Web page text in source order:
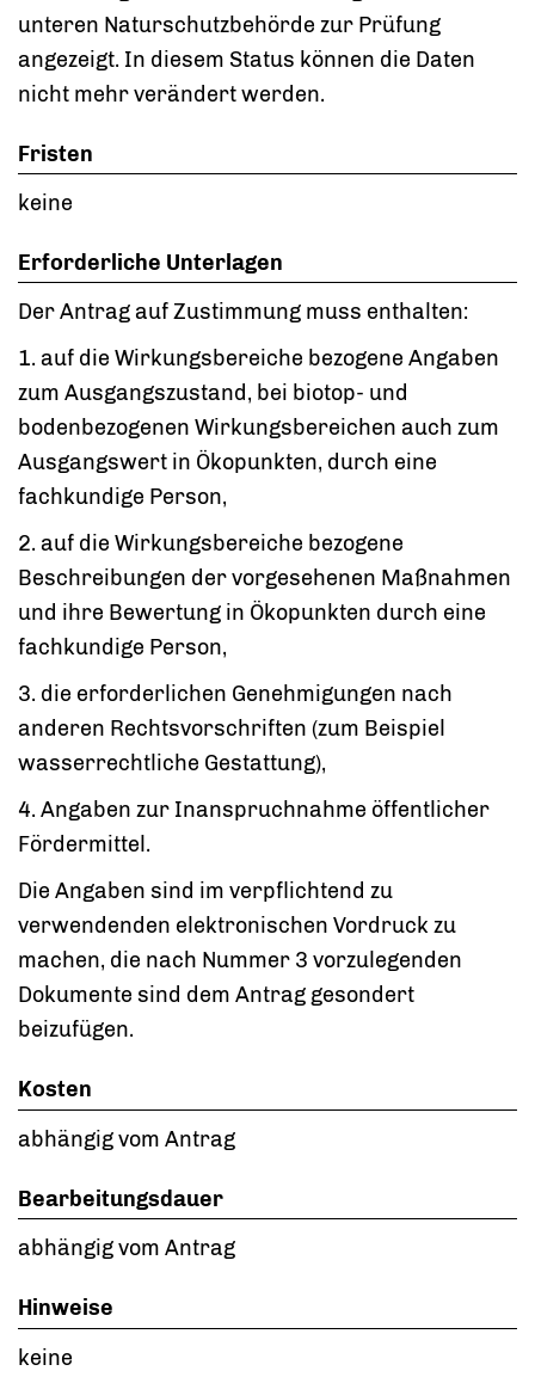
unteren Naturschutzbehörde zur Prüfung
angezeigt. In diesem Status können die Daten
nicht mehr verändert werden.
Fristen
keine
Erforderliche Unterlagen
Der Antrag auf Zustimmung muss enthalten:
1. auf die Wirkungsbereiche bezogene Angaben
zum Ausgangszustand, bei biotop- und
bodenbezogenen Wirkungsbereichen auch zum
Ausgangswert in Ökopunkten, durch eine
fachkundige Person,
2. auf die Wirkungsbereiche bezogene
Beschreibungen der vorgesehenen Maßnahmen
und ihre Bewertung in Ökopunkten durch eine
fachkundige Person,
3. die erforderlichen Genehmigungen nach
anderen Rechtsvorschriften (zum Beispiel
wasserrechtliche Gestattung),
4. Angaben zur Inanspruchnahme öffentlicher
Fördermittel.
Die Angaben sind im verpflichtend zu
verwendenden elektronischen Vordruck zu
machen, die nach Nummer 3 vorzulegenden
Dokumente sind dem Antrag gesondert
beizufügen.
Kosten
abhängig vom Antrag
Bearbeitungsdauer
abhängig vom Antrag
Hinweise
keine